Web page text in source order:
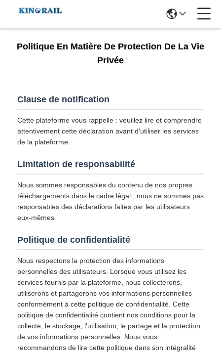
Politique En Matière De Protection De La Vie
Privée
Clause de notification
Cette plateforme vous rappelle : veuillez lire et comprendre
attentivement cette déclaration avant d'utiliser les services
de la plateforme.
Limitation de responsabilité
Nous sommes responsables du contenu de nos propres
téléchargements dans le cadre légal ; nous ne sommes pas
responsables des déclarations faites par les utilisateurs
eux-mêmes.
Politique de confidentialité
Nous respectons la protection des informations
personnelles des utilisateurs. Lorsque vous utilisez les
services fournis par la plateforme, nous collecterons,
utiliserons et partagerons vos informations personnelles
conformément à cette politique de confidentialité. Cette
politique de confidentialité contient nos conditions pour la
collecte, le stockage, l'utilisation, le partage et la protection
de vos informations personnelles. Nous vous
recommandons de lire cette politique dans son intégralité